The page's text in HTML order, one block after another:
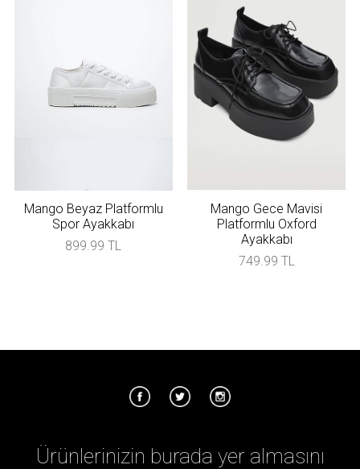
Mango Beyaz Platformlu
Spor Ayakkabı
899.99 TL
Mango Gece Mavisi
Platformlu Oxford
Ayakkabı
749.99 TL
Ürünlerinizin burada yer almasını